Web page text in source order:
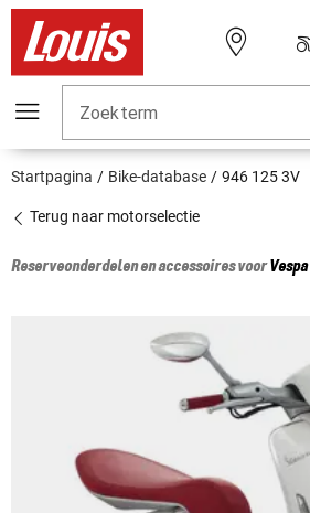
Zoekterm
Startpagina Bike-database 946 125 3V
Terug naar motorselectie
Reserveonderdelen en accessoires voorVespa